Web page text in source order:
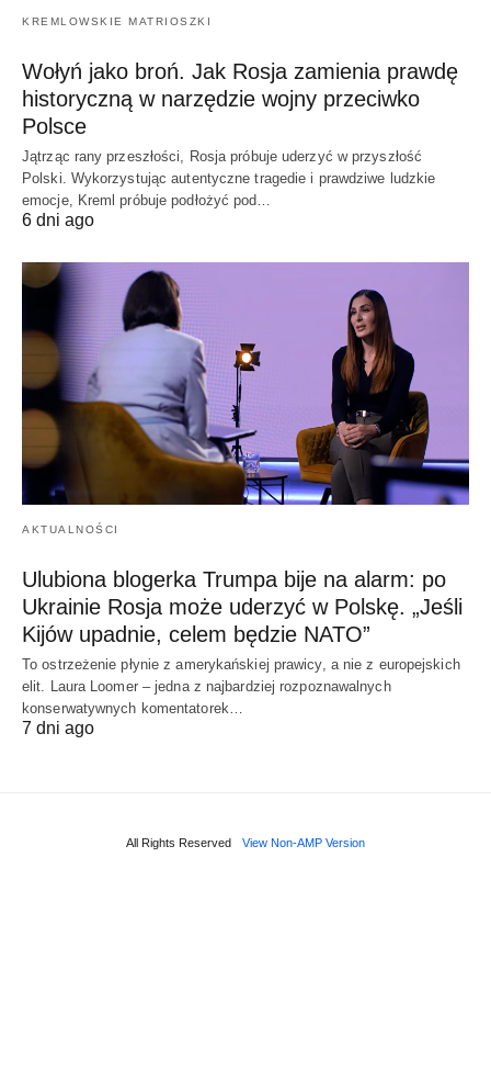
KREMLOWSKIE MATRIOSZKI
Wołyń jako broń. Jak Rosja zamienia prawdę
historyczną w narzędzie wojny przeciwko
Polsce
Jątrząc rany przeszłości, Rosja próbuje uderzyć w przyszłość
Polski. Wykorzystując autentyczne tragedie i prawdziwe ludzkie
emocje, Kreml próbuje podłożyć pod…
6 dni ago
AKTUALNOŚCI
Ulubiona blogerka Trumpa bije na alarm: po
Ukrainie Rosja może uderzyć w Polskę. „Jeśli
Kijów upadnie, celem będzie NATO”
To ostrzeżenie płynie z amerykańskiej prawicy, a nie z europejskich
elit. Laura Loomer – jedna z najbardziej rozpoznawalnych
konserwatywnych komentatorek…
7 dni ago
All Rights Reserved View Non-AMP Version